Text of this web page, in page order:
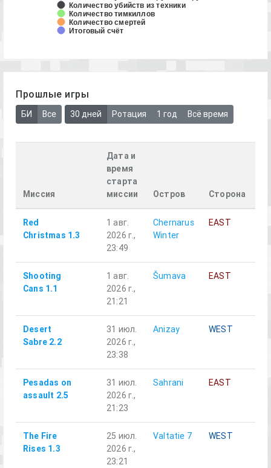
Количество убийств из техники
Количество тимкиллов
Количество смертей
Итоговый счёт
Прошлые игры
БИ Все 30 дней Ротация 1 год Всё время
Миссия
Дата и
время
старта
миссии
Остров Сторона
Red
Christmas 1.3
1 авг.
2026 г.,
23:49
Chernarus
Winter
EAST
Shooting
Cans 1.1
1 авг.
2026 г.,
21:21
Šumava EAST
Desert
Sabre 2.2
31 июл.
2026 г.,
23:38
Anizay WEST
Pesadas on
assault 2.5
31 июл.
2026 г.,
21:23
Sahrani EAST
The Fire
Rises 1.3
25 июл.
2026 г.,
23:21
Valtatie 7 WEST